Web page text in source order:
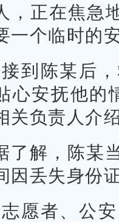
，正在焦急
一个临时的
到陈某后
心安抚他的
关负责人介
了解，陈某
因丢失身份
愿者、公